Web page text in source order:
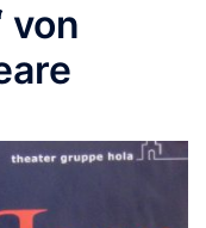
von